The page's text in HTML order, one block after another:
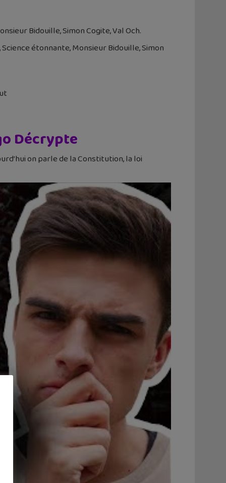
Bidouille, Simon Cogite, Val Och.
étonnante, Monsieur Bidouille, Simon
Décrypte
on parle de la Constitution, la loi